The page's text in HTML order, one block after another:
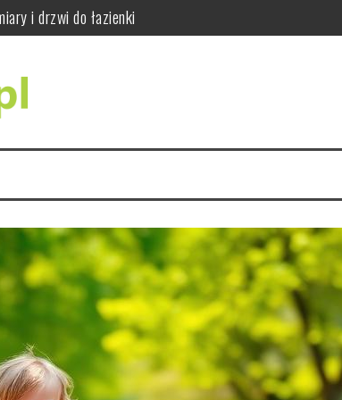
wskazówki
wykonuje i jak wygląda badanie RTG zębów
i jak bezpiecznie ćwiczyć
w praktyce